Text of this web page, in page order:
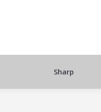
Sharp